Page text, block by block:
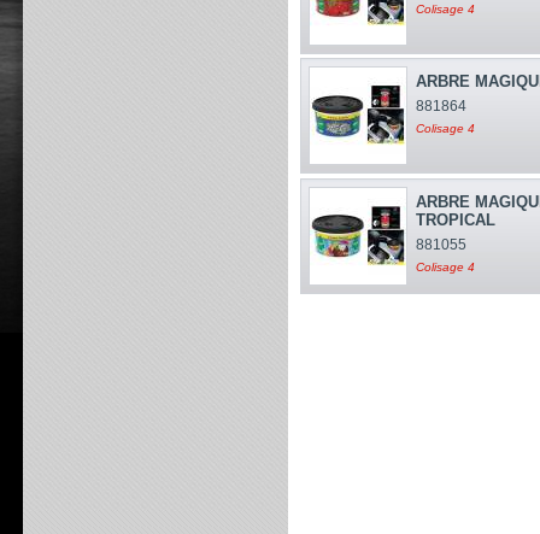
Colisage 4
ARBRE
881864
Colisage 4
ARBRE
TROPICAL
881055
Colisage 4